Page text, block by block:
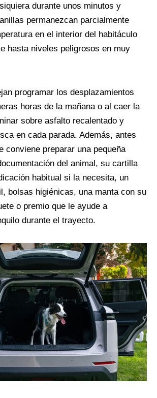
durante unos minutos y
permanezcan parcialmente
en el interior del habitáculo
hasta niveles peligrosos en muy
programar los desplazamientos
horas de la mañana o al caer la
sobre asfalto recalentado y
en cada parada. Además, antes
conviene preparar una pequeña
del animal, su cartilla
habitual si la necesita, un
bolsas higiénicas, una manta con su
o premio que le ayude a
durante el trayecto.